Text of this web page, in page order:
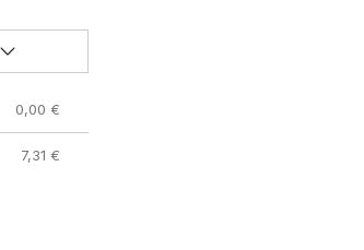
0,00 €
7,31 €